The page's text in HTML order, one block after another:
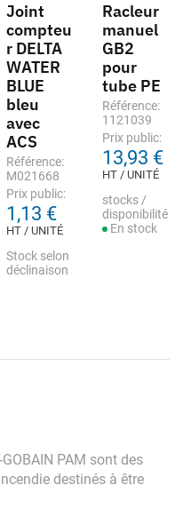
Joint
compteu
r DELTA
WATER
BLUE
bleu
avec
ACS
Référence:
M021668
Prix public:
1,13 €
HT / UNITÉ
Stock selon
déclinaison
Racleur
manuel
GB2
pour
tube PE
Référence:
1121039
Prix public:
13,93 €
HT / UNITÉ
stocks /
disponibilité
En stock
PAM sont des
destinés à être